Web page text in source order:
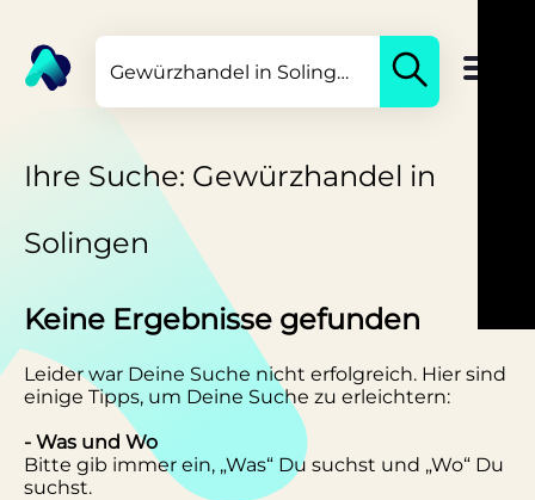
Ihre Suche: Gewürzhandel in
Solingen
Keine Ergebnisse gefunden
Leider war Deine Suche nicht erfolgreich. Hier sind
einige Tipps, um Deine Suche zu erleichtern:
- Was und Wo
Bitte gib immer ein, „Was“ Du suchst und „Wo“ Du
suchst.